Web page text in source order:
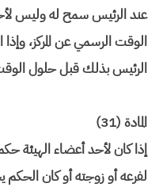
عند الرئيس سمح له وليس
الوقت الرسمي عن المركز،
الرئيس بذلك قبل حلول
المادة (31)
إذا كان لأحد أعضاء الهيئة
لفرعه أو زوجته أو كان